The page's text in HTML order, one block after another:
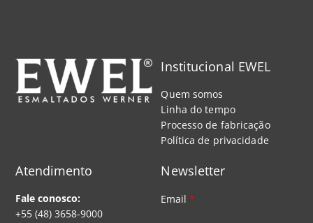
Institucional EWEL
Quem somos
Linha do tempo
Processo de fabricação
Política de privacidade
Atendimento
Fale conosco:
+55 (48) 3658-9000
Newsletter
Email*